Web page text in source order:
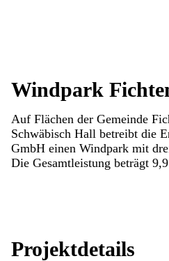
Windpark
Auf Flächen der Gemeinde
Schwäbisch Hall betreibt die
GmbH einen Windpark mit
Die Gesamtleistung beträgt
Projektdetails